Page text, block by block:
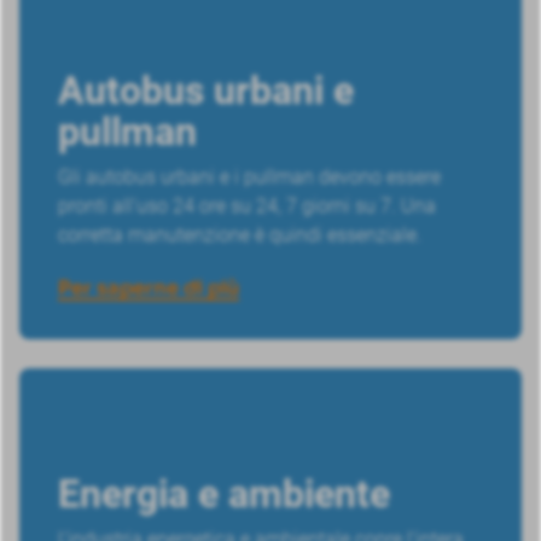
Autobus urbani e
pullman
Gli autobus urbani e i pullman devono essere
pronti all'uso 24 ore su 24, 7 giorni su 7. Una
corretta manutenzione è quindi essenziale.
Per saperne di più
Energia e ambiente